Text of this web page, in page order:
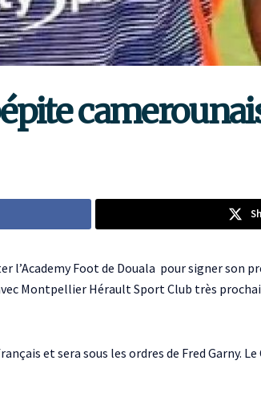
l’Academy Foot de Douala pour signer son
Montpellier Hérault Sport Club très
et sera sous les ordres de Fred Garny.